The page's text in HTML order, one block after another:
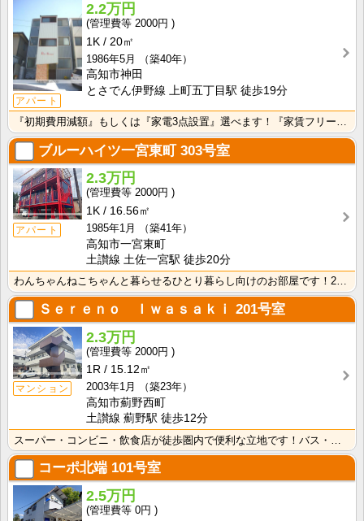
アパート
2.2万円
2000円
1K
20㎡
1986年5月
（築40年）
高知市神田
とさでん伊野線 上町五丁目駅 徒歩19分
ブルーハイツ一宮東町303号室
アパート
2.3万円
2000円
1K
16.56㎡
1985年1月
（築41年）
高知市一宮東町
土讃線 土佐一宮駅 徒歩20分
Ｓｅｒｅｎｏ Ｉｗａｓａｋｉ 201号室
マンション
2.3万円
2000円
1R
15.12㎡
2003年1月
（築23年）
高知市薊野西町
土讃線 薊野駅 徒歩12分
コーポ北端 101号室
2.5万円
0円